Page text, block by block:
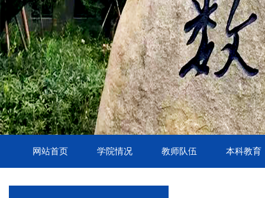
网站首页 学院情况 教师队伍 本科教育